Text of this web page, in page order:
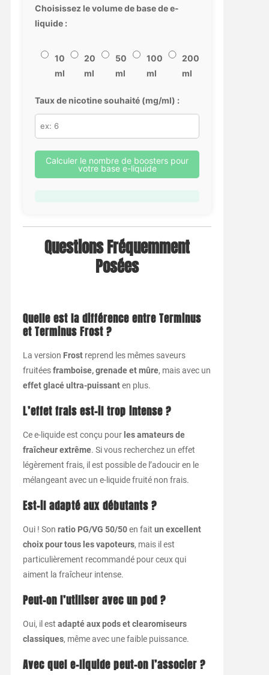
Choisissez le volume de base de e-
liquide :
10
ml
20
ml
50
ml
100
ml
200
ml
Taux de nicotine souhaité (mg/ml) :
Calculer le nombre de boosters pour
votre base e-liquide
Questions Fréquemment
Posées
Quelle est la différence entre Terminus
et Terminus Frost ?
La version Frostreprend les mêmes saveurs
fruitéesframboise, grenade et mûre, mais avec un
effet glacé ultra-puissanten plus.
L’effet frais est-il trop intense ?
Ce e-liquide est conçu pour les amateurs de
fraîcheur extrême. Si vous recherchez un effet
légèrement frais, il est possible de l’adoucir en le
mélangeant avec un e-liquide fruité non frais.
Est-il adapté aux débutants ?
Oui ! Son ratio PG/VG 50/50en fait un excellent
choix pour tous les vapoteurs, mais il est
particulièrement recommandé pour ceux qui
aiment la fraîcheur intense.
Peut-on l’utiliser avec un pod ?
Oui, il est adapté aux pods et clearomiseurs
classiques, même avec une faible puissance.
Avec quel e-liquide peut-on l’associer ?